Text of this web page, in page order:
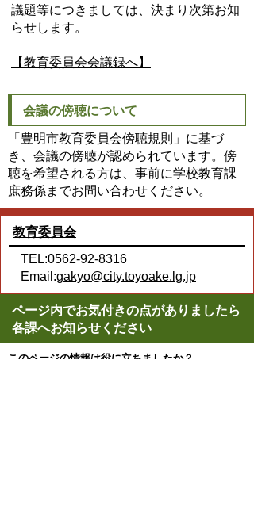
議題等につきましては、決まり次第お知
らせします。
【教育委員会会議録へ】
会議の傍聴について
「豊明市教育委員会傍聴規則」に基づ
き、会議の傍聴が認められています。傍
聴を希望される方は、事前に学校教育課
庶務係までお問い合わせください。
教育委員会
TEL:0562-92-8316
Email:gakyo@city.toyoake.lg.jp
ページ内でお気付きの点がありましたら
各課へお知らせください
このページの情報は役に立ちましたか？